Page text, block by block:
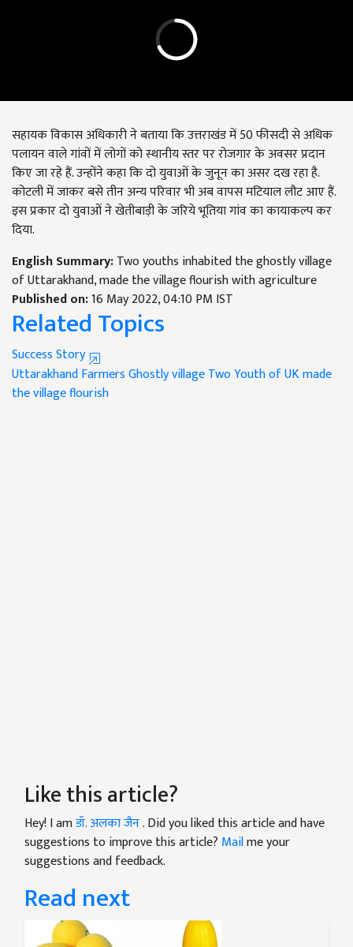
सहायक विकास अधिकारी ने बताया कि उत्तराखंड में 50 फीसदी से अधिक
पलायन वाले गांवों में लोगों को स्थानीय स्तर पर रोजगार के अवसर प्रदान
किए जा रहे हैं. उन्होंने कहा कि दो युवाओं के जुनून का असर दख रहा है.
कोटली में जाकर बसे तीन अन्य परिवार भी अब वापस मटियाल लौट आए हैं.
इस प्रकार दो युवाओं ने खेतीबाड़ी के जरिये भूतिया गांव का कायाकल्प कर
दिया.
English Summary:Two youths inhabited the ghostly village
of Uttarakhand, made the village flourish with agriculture
Published on:16 May 2022, 04:10 PM IST
Related Topics
Success Story
Uttarakhand FarmersGhostly villageTwo Youth of UK made
the village flourish
Like this article?
Hey! I amडॉ. अलका जैन. Did you liked this article and have
suggestions to improve this article? Mailme your
suggestions and feedback.
Read next